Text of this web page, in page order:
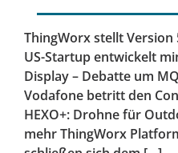
ThingWorx stellt
US-Startup entwickelt
Display – Debatte um
Vodafone betritt den
HEXO+: Drohne für
mehr ThingWorx